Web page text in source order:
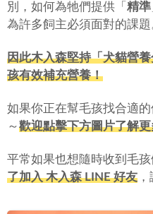
別，如何為牠們提供「 精準
為許多飼主必須面對的課題
因此木入森堅持「犬貓營
孩有效補充營養！
如果你正在幫毛孩找合適
～歡迎點擊下方圖片了解
平常如果也想隨時收到毛
了加入 木入森 LINE 好友